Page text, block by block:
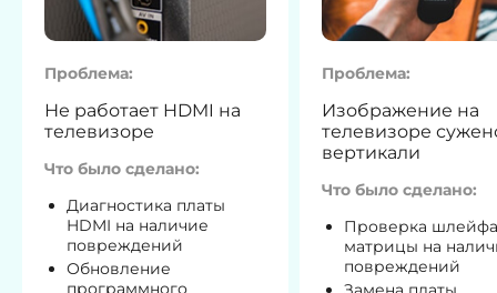
Проблема:
Не работает HDMI на
телевизоре
Что было сделано:
Диагностика платы
HDMI на наличие
повреждений
Обновление
программного
Проблема:
Изображение на
телевизоре
вертикали
Что было сделано:
Проверка шлейфа
матрицы на
повреждений